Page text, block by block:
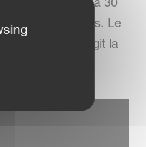
des gouttelettes. Le
et élargit la